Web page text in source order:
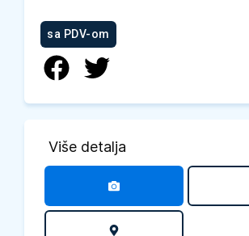
sa PDV-om
Više detalja